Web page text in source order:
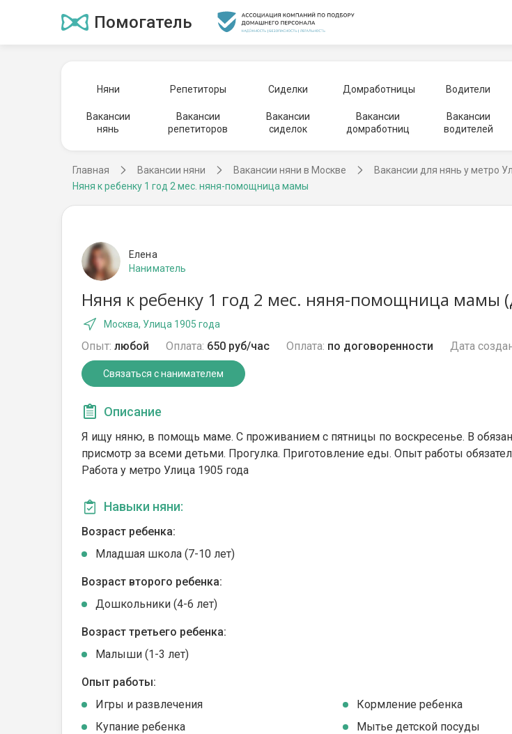
Помогатель
Няни Репетиторы Сиделки Домработницы Водители
Вакансии
нянь
Вакансии
репетиторов
Вакансии
сиделок
Вакансии
домработниц
Вакансии
водителей
Главная Вакансии няни Вакансии няни в Москве
Вакансии для нянь у метро
Няня к ребенку 1 год 2 мес. няня-помощница мамы
Елена
Наниматель
Няня к ребенку 1 год 2 мес. няня-помощница мамы
Москва, Улица 1905 года
Опыт: любой Оплата: 650 руб/час Оплата: по договоренности Дата
Связаться с нанимателем
Описание
Я ищу няню, в помощь маме. С проживанием с пятницы по воскресенье. В
присмотр за всеми детьми. Прогулка. Приготовление еды. Опыт работы
Работа у метро Улица 1905 года
Навыки няни:
Возраст ребенка:
Младшая школа (7-10 лет)
Возраст второго ребенка:
Дошкольники (4-6 лет)
Возраст третьего ребенка:
Малыши (1-3 лет)
Опыт работы:
Игры и развлечения
Кормление ребенка
Купание ребенка
Мытье детской посуды